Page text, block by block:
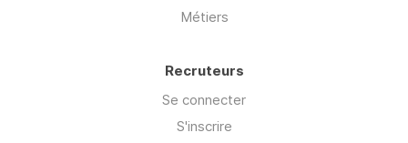
Métiers
Recruteurs
Se connecter
S'inscrire